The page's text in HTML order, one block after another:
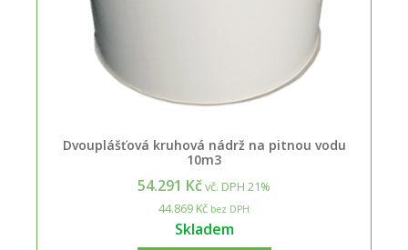
Dvouplášťová kruhová nádrž na pitnou vodu
10m3
54.291 Kčvč. DPH 21%
44.869 Kč bez DPH
Skladem